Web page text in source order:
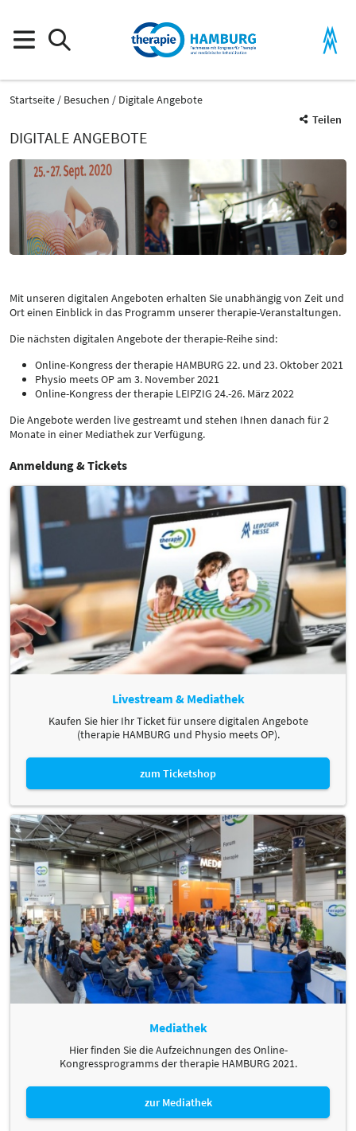
Startseite Besuchen
Digitale Angebote
Teilen
DIGITALE ANGEBOTE
Mit unseren digitalen Angeboten erhalten Sie unabhängig von Zeit und
Ort einen Einblick in das Programm unserer therapie-Veranstaltungen.
Die nächsten digitalen Angebote der therapie-Reihe sind:
Online-Kongress der therapie HAMBURG 22. und 23. Oktober 2021
Physio meets OP am 3. November 2021
Online-Kongress der therapie LEIPZIG 24.-26. März 2022
Die Angebote werden live gestreamt und stehen Ihnen danach für 2
Monate in einer Mediathek zur Verfügung.
Anmeldung & Tickets
Livestream & Mediathek
Kaufen Sie hier Ihr Ticket für unsere digitalen Angebote
(therapie HAMBURG und Physio meets OP).
zum Ticketshop
Mediathek
Hier finden Sie die Aufzeichnungen des Online-
Kongressprogramms der therapie HAMBURG 2021.
zur Mediathek